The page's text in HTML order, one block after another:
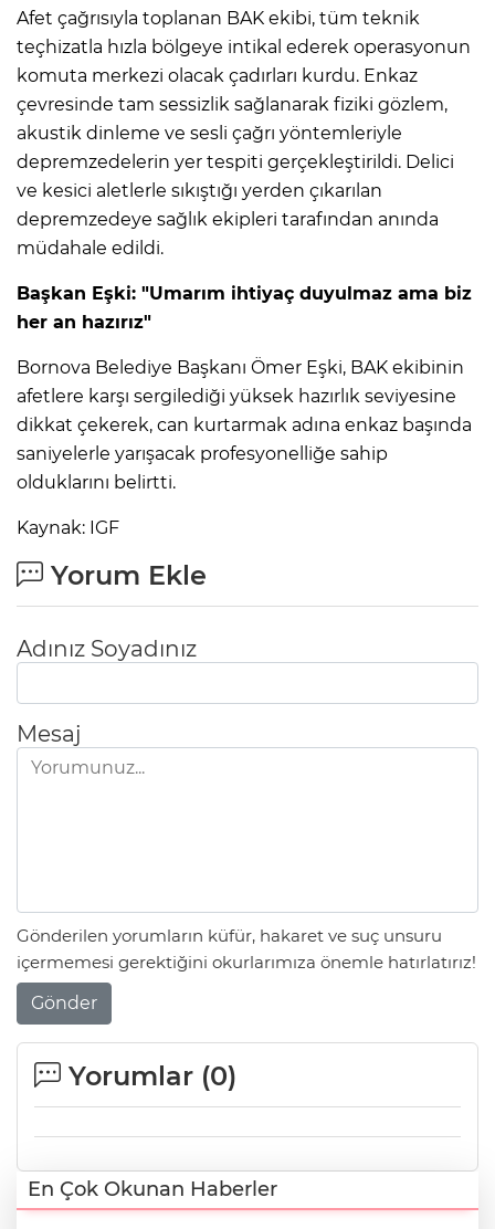
Afet çağrısıyla toplanan BAK ekibi, tüm teknik
teçhizatla hızla bölgeye intikal ederek operasyonun
komuta merkezi olacak çadırları kurdu. Enkaz
çevresinde tam sessizlik sağlanarak fiziki gözlem,
akustik dinleme ve sesli çağrı yöntemleriyle
depremzedelerin yer tespiti gerçekleştirildi. Delici
ve kesici aletlerle sıkıştığı yerden çıkarılan
depremzedeye sağlık ekipleri tarafından anında
müdahale edildi.
Başkan Eşki: "Umarım ihtiyaç duyulmaz ama biz
her an hazırız"
Bornova Belediye Başkanı Ömer Eşki, BAK ekibinin
afetlere karşı sergilediği yüksek hazırlık seviyesine
dikkat çekerek, can kurtarmak adına enkaz başında
saniyelerle yarışacak profesyonelliğe sahip
olduklarını belirtti.
Kaynak: IGF
Yorum Ekle
Adınız Soyadınız
Mesaj
Gönderilen yorumların küfür, hakaret ve suç unsuru
içermemesi gerektiğini okurlarımıza önemle hatırlatırız!
Gönder
Yorumlar (0)
En Çok Okunan Haberler